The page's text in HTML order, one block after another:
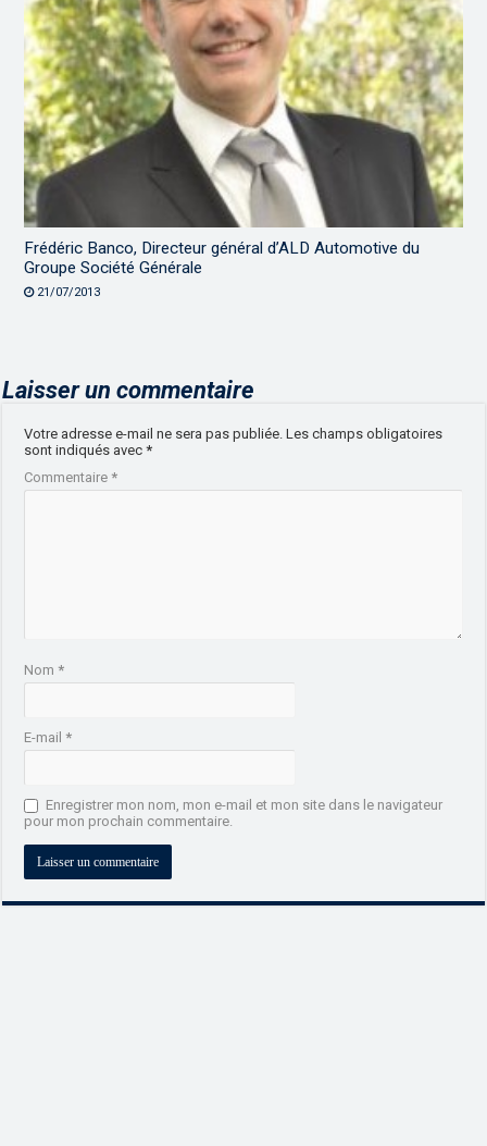
Frédéric Banco, Directeur général d’ALD Automotive du
Groupe Société Générale
21/07/2013
Laisser un commentaire
Votre adresse e-mail ne sera pas publiée. Les champs obligatoires
sont indiqués avec*
Commentaire*
Nom*
E-mail*
Enregistrer mon nom, mon e-mail et mon site dans le navigateur
pour mon prochain commentaire.